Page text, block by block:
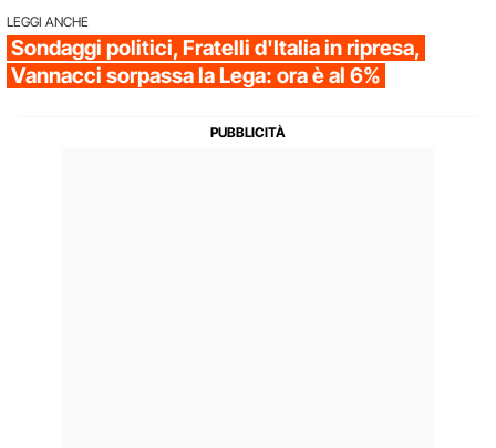
LEGGI ANCHE
Sondaggi politici, Fratelli d'Italia in ripresa,
Vannacci sorpassa la Lega: ora è al 6%